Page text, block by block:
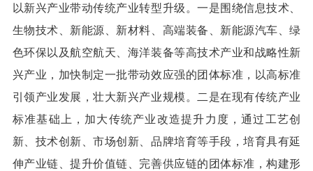
以新兴产业带动传统产业转型升级。一是围绕信息技术、
生物技术、新能源、新材料、高端装备、新能源汽车、绿
色环保以及航空航天、海洋装备等高技术产业和战略性新
兴产业，加快制定一批带动效应强的团体标准，以高标准
引领产业发展，壮大新兴产业规模。二是在现有传统产业
标准基础上，加大传统产业改造提升力度，通过工艺创
新、技术创新、市场创新、品牌培育等手段，培育具有延
伸产业链、提升价值链、完善供应链的团体标准，构建形